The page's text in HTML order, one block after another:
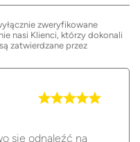
zweryfikowane
nasi Klienci, którzy dokonali
zatwierdzane przez
się odnaleźć na